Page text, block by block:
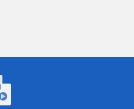
ウム2026「AIが研究